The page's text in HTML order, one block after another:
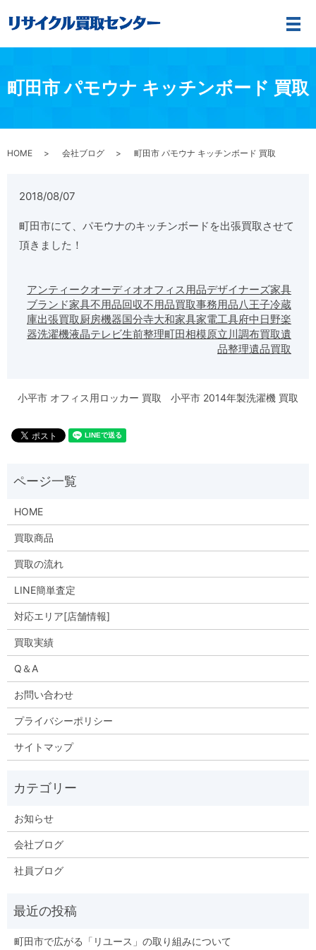
メ
町田市 パモウナ キッチンボード 買取
HOME 会社ブログ 町田市 パモウナ キッチンボード 買取
2018/08/07
町田市にて、パモウナのキッチンボードを出張買取させて
頂きました！
アンティークオーディオオフィス用品デザイナーズ家具
ブランド家具不用品回収不用品買取事務用品八王子冷蔵
庫出張買取 厨房機器国分寺大和家具家電工具府中 日野楽
器洗濯機液晶テレビ生前整理町田相模原立川調布買取遺
品整理遺品買取
小平市 オフィス用ロッカー 買取 小平市 2014年製洗濯機 買取
HOME
買取商品
買取の流れ
LINE簡単査定
対応エリア[店舗情報]
買取実績
Q＆A
お問い合わせ
プライバシーポリシー
サイトマップ
お知らせ
会社ブログ
社員ブログ
町田市で広がる「リユース」の取り組みについて